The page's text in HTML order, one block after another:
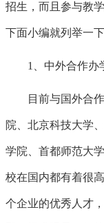
招生，而且参与教
下面小编就列举一
1、中外合作办学
目前与国外合作
院、北京科技大学
学院、首都师范大
校在国内都有着很
个企业的优秀人才